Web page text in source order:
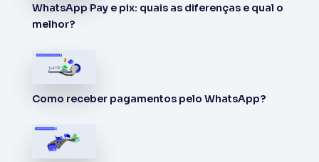
WhatsApp Pay e pix: quais as diferenças e qual o
melhor?
Como receber pagamentos pelo WhatsApp?